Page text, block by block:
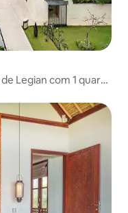
Legian com 1 quarto